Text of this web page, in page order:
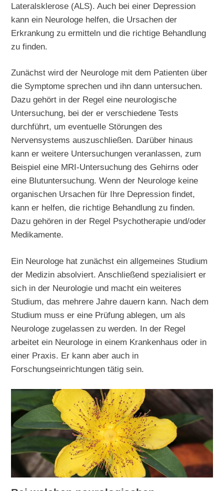
Lateralsklerose (ALS). Auch bei einer Depression
kann ein Neurologe helfen, die Ursachen der
Erkrankung zu ermitteln und die richtige Behandlung
zu finden.
Zunächst wird der Neurologe mit dem Patienten über
die Symptome sprechen und ihn dann untersuchen.
Dazu gehört in der Regel eine neurologische
Untersuchung, bei der er verschiedene Tests
durchführt, um eventuelle Störungen des
Nervensystems auszuschließen. Darüber hinaus
kann er weitere Untersuchungen veranlassen, zum
Beispiel eine MRI-Untersuchung des Gehirns oder
eine Blutuntersuchung. Wenn der Neurologe keine
organischen Ursachen für Ihre Depression findet,
kann er helfen, die richtige Behandlung zu finden.
Dazu gehören in der Regel Psychotherapie und/oder
Medikamente.
Ein Neurologe hat zunächst ein allgemeines Studium
der Medizin absolviert. Anschließend spezialisiert er
sich in der Neurologie und macht ein weiteres
Studium, das mehrere Jahre dauern kann. Nach dem
Studium muss er eine Prüfung ablegen, um als
Neurologe zugelassen zu werden. In der Regel
arbeitet ein Neurologe in einem Krankenhaus oder in
einer Praxis. Er kann aber auch in
Forschungseinrichtungen tätig sein.